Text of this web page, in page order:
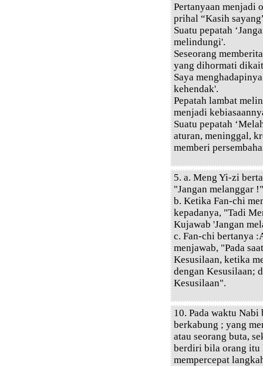
Pertanyaan menjadi
prihal “Kasih
Suatu pepatah
melindungi'.
Seseorang
yang dihormati
Saya
kehendak'.
Pepatah lambat
menjadi
Suatu pepatah
aturan, meninggal,
memberi
5. a. Meng Yi-zi
"Jangan melanggar !"
b. Ketika Fan-chi
kepadanya, "Tadi
Kujawab 'Jangan
c. Fan-chi bertanya
menjawab, "Pada
Kesusilaan, ketika
dengan Kesusilaan;
Kesusilaan".
10. Pada waktu Nabi
berkabung ; yang
atau seorang buta,
berdiri bila orang itu
mempercepat